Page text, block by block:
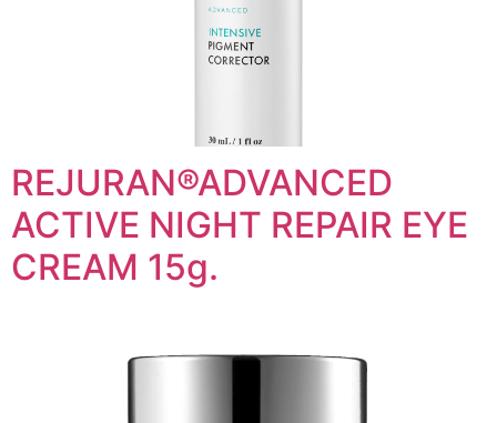
REJURAN®ADVANCED
ACTIVE NIGHT REPAIR EYE
CREAM 15g.